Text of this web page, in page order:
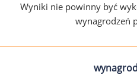
Wyniki nie powinny być
wynagrodzeń